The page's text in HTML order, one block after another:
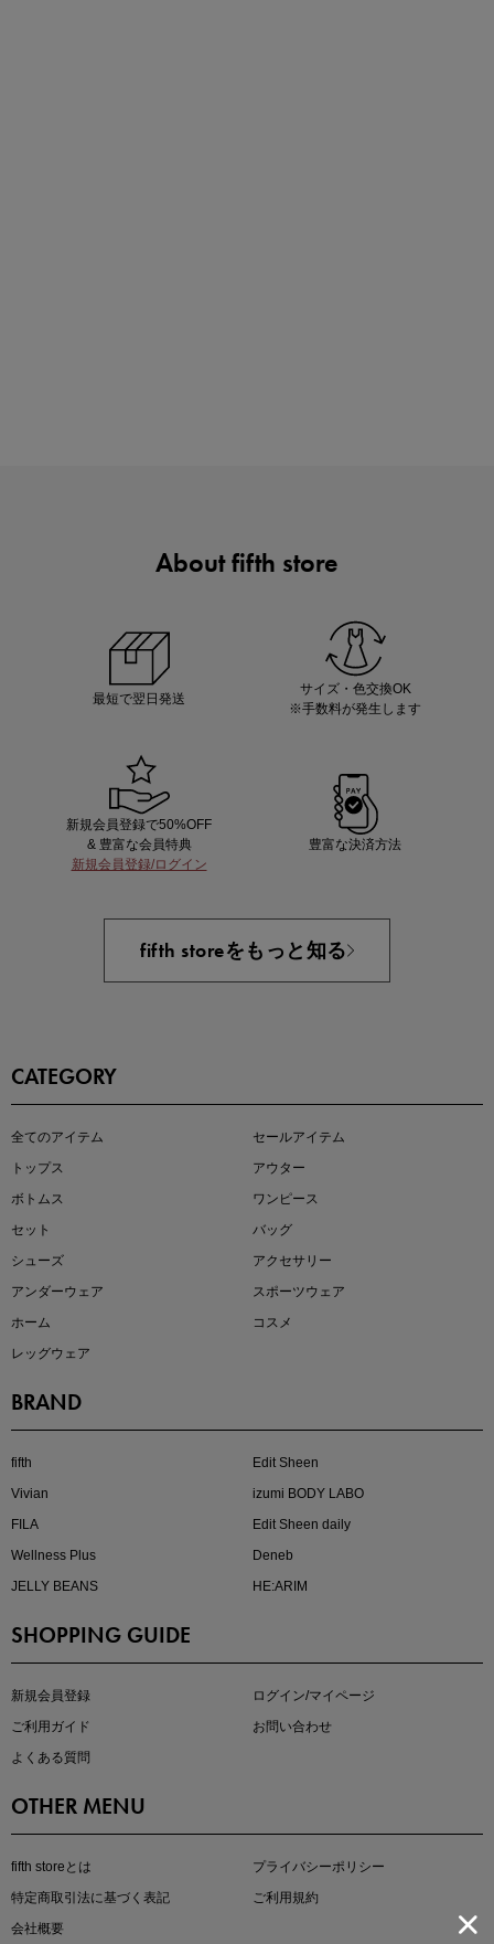
即戦力アイテム続々対象
大人の着映えアイテム5選
マストバイアイテム
About fifth store
最短で翌日発送
サイズ・色交換OK
※手数料が発生します
新規会員登録で50%OFF
& 豊富な会員特典
新規会員登録/ログイン
豊富な決済方法
fifth storeをもっと知る
CATEGORY
全てのアイテム
セールアイテム
トップス
アウター
ボトムス
ワンピース
セット
バッグ
シューズ
アクセサリー
アンダーウェア
スポーツウェア
ホーム
コスメ
レッグウェア
BRAND
fifth
Edit Sheen
Vivian
izumi BODY LABO
FILA
Edit Sheen daily
Wellness Plus
Deneb
JELLY BEANS
HE:ARIM
SHOPPING GUIDE
新規会員登録
ログイン/マイページ
ご利用ガイド
お問い合わせ
よくある質問
OTHER MENU
fifth storeとは
プライバシーポリシー
特定商取引法に基づく表記
ご利用規約
会社概要